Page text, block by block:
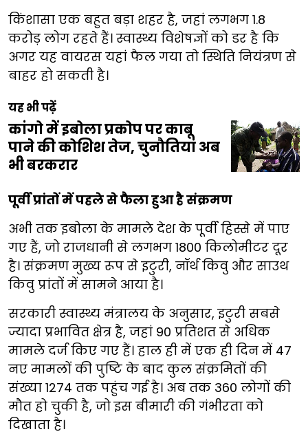
किंशासा एक बहुत बड़ा शहर है, जहां लगभग 1.8
करोड़ लोग रहते हैं। स्वास्थ्य विशेषज्ञों को डर है कि
अगर यह वायरस यहां फैल गया तो स्थिति नियंत्रण से
बाहर हो सकती है।
यह भी पढ़ें
कांगो में इबोला प्रकोप पर काबू
पाने की कोशिश तेज, चुनौतियां अब
भी बरकरार
पूर्वी प्रांतों में पहले से फैला हुआ है संक्रमण
अभी तक इबोला के मामले देश के पूर्वी हिस्से में पाए
गए हैं, जो राजधानी से लगभग 1800 किलोमीटर दूर
है। संक्रमण मुख्य रूप से इटुरी, नॉर्थ किवु और साउथ
किवु प्रांतों में सामने आया है।
सरकारी स्वास्थ्य मंत्रालय के अनुसार, इटुरी सबसे
ज्यादा प्रभावित क्षेत्र है, जहां 90 प्रतिशत से अधिक
मामले दर्ज किए गए हैं। हाल ही में एक ही दिन में 47
नए मामलों की पुष्टि के बाद कुल संक्रमितों की
संख्या 1274 तक पहुंच गई है। अब तक 360 लोगों की
मौत हो चुकी है, जो इस बीमारी की गंभीरता को
दिखाता है।